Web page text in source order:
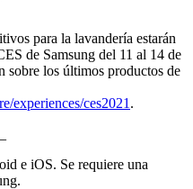
para la lavandería estarán
de Samsung del 11 al 14 de
sobre los últimos productos de
experiences/ces2021 .
e iOS. Se requiere una